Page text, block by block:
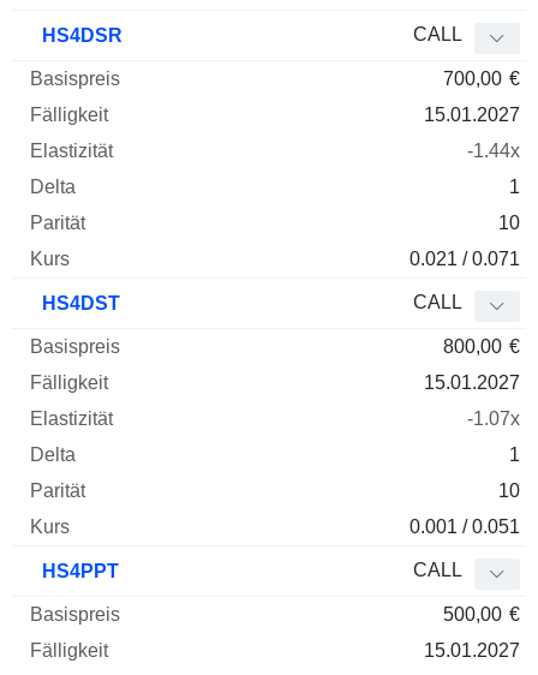
HS4DSR CALL
700,00 €
15.01.2027
-1.44x
1
10
0.021 / 0.071
HS4DST CALL
800,00 €
15.01.2027
-1.07x
1
10
0.001 / 0.051
HS4PPT CALL
500,00 €
15.01.2027